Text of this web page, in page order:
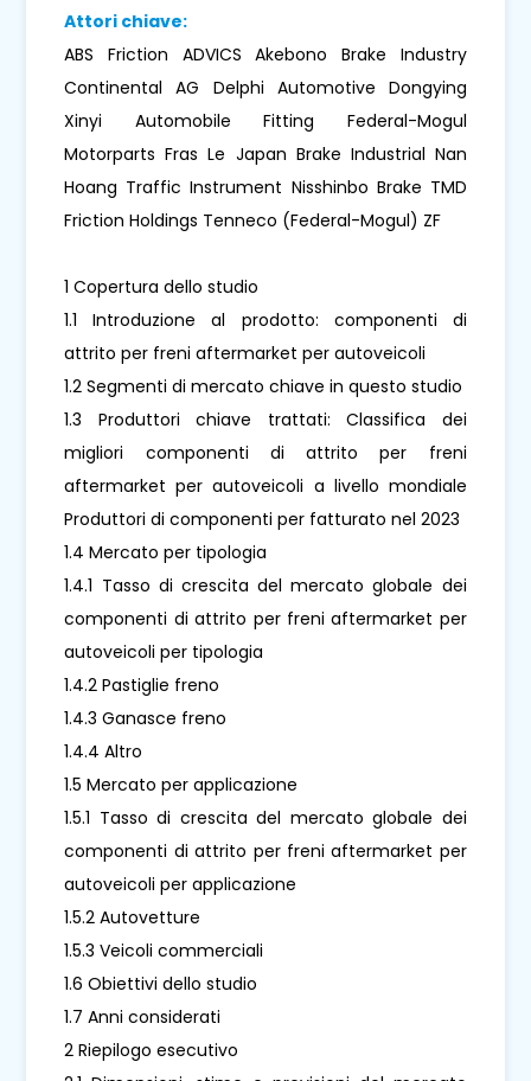
Attori chiave:
ABS Friction ADVICS Akebono Brake Industry
Continental AG Delphi Automotive Dongying
Xinyi Automobile Fitting Federal-Mogul
Motorparts Fras Le Japan Brake Industrial Nan
Hoang Traffic Instrument Nisshinbo Brake TMD
Friction Holdings Tenneco (Federal-Mogul) ZF
1 Copertura dello studio
1.1 Introduzione al prodotto: componenti di
attrito per freni aftermarket per autoveicoli
1.2 Segmenti di mercato chiave in questo studio
1.3 Produttori chiave trattati: Classifica dei
migliori componenti di attrito per freni
aftermarket per autoveicoli a livello mondiale
Produttori di componenti per fatturato nel 2023
1.4 Mercato per tipologia
1.4.1 Tasso di crescita del mercato globale dei
componenti di attrito per freni aftermarket per
autoveicoli per tipologia
1.4.2 Pastiglie freno
1.4.3 Ganasce freno
1.4.4 Altro
1.5 Mercato per applicazione
1.5.1 Tasso di crescita del mercato globale dei
componenti di attrito per freni aftermarket per
autoveicoli per applicazione
1.5.2 Autovetture
1.5.3 Veicoli commerciali
1.6 Obiettivi dello studio
1.7 Anni considerati
2 Riepilogo esecutivo